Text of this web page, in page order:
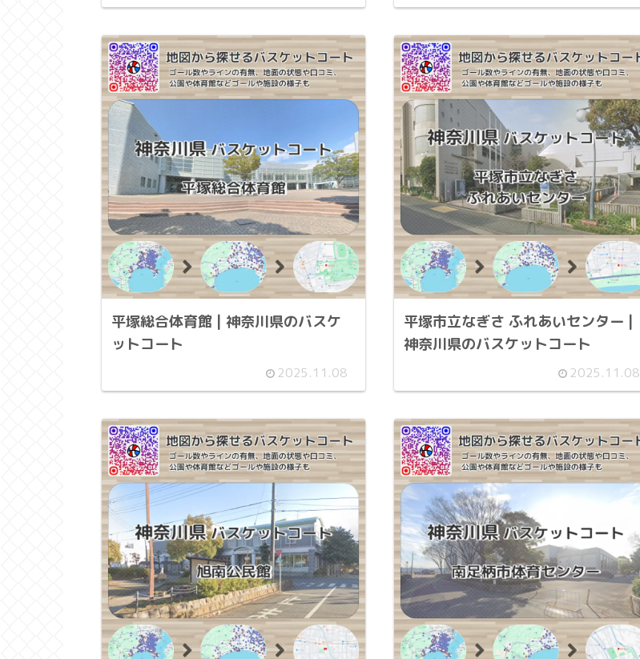
平塚総合体育館 | 神奈川県のバスケ
ットコート
2025.11.08
平塚市立なぎさ ふれあいセンター |
神奈川県のバスケットコート
2025.11.08